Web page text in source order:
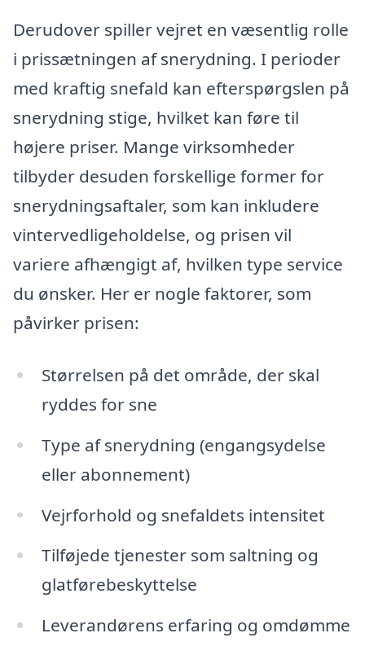
Derudover spiller vejret en væsentlig rolle
i prissætningen af snerydning. I perioder
med kraftig snefald kan efterspørgslen på
snerydning stige, hvilket kan føre til
højere priser. Mange virksomheder
tilbyder desuden forskellige former for
snerydningsaftaler, som kan inkludere
vintervedligeholdelse, og prisen vil
variere afhængigt af, hvilken type service
du ønsker. Her er nogle faktorer, som
påvirker prisen:
Størrelsen på det område, der skal
ryddes for sne
Type af snerydning (engangsydelse
eller abonnement)
Vejrforhold og snefaldets intensitet
Tilføjede tjenester som saltning og
glatførebeskyttelse
Leverandørens erfaring og omdømme